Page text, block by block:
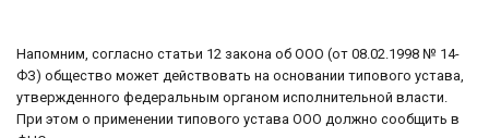
Напомним, согласно статьи 12 закона об ООО (от 08.02.1998 № 14-
ФЗ) общество может действовать на основании типового устава,
утвержденного федеральным органом исполнительной власти.
При этом о применении типового устава ООО должно сообщить в